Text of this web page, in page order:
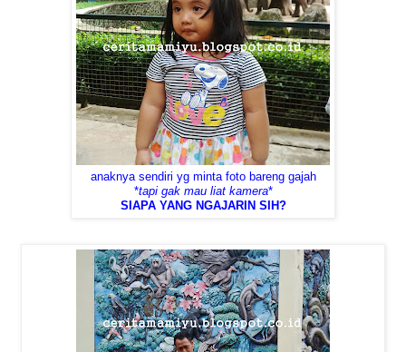
anaknya sendiri yg minta foto bareng gajah
*tapi gak mau liat kamera*
SIAPA YANG NGAJARIN SIH?